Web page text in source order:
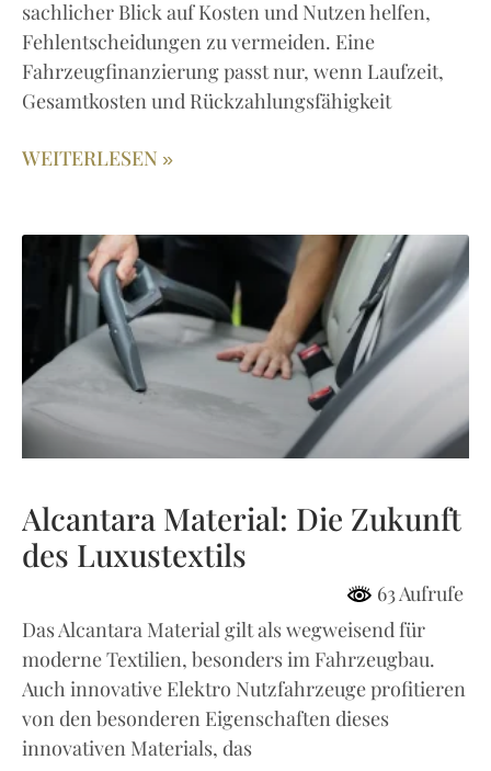
sachlicher Blick auf Kosten und Nutzen helfen,
Fehlentscheidungen zu vermeiden. Eine
Fahrzeugfinanzierung passt nur, wenn Laufzeit,
Gesamtkosten und Rückzahlungsfähigkeit
WEITERLESEN »
Alcantara Material: Die Zukunft
des Luxustextils
63 Aufrufe
Das Alcantara Material gilt als wegweisend für
moderne Textilien, besonders im Fahrzeugbau.
Auch innovative Elektro Nutzfahrzeuge profitieren
von den besonderen Eigenschaften dieses
innovativen Materials, das